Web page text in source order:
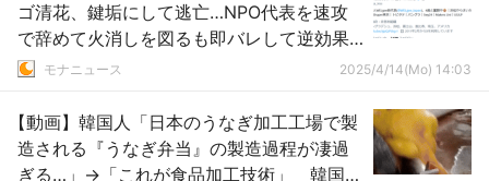
ゴ清花、鍵垢にして逃亡…NPO代表を速攻
で辞めて火消しを図るも即バレして逆効果
にｗｗｗｗｗ
モナニュース 2025/4/14(Mo) 14:03
【動画】韓国人「日本のうなぎ加工工場で製
造される『うなぎ弁当』の製造過程が凄過
ぎる…」→「これが食品加工技術」 韓国人